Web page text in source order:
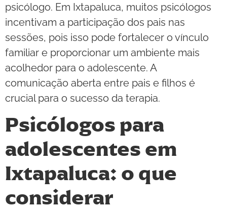
psicólogo. Em Ixtapaluca, muitos psicólogos
incentivam a participação dos pais nas
sessões, pois isso pode fortalecer o vínculo
familiar e proporcionar um ambiente mais
acolhedor para o adolescente. A
comunicação aberta entre pais e filhos é
crucial para o sucesso da terapia.
Psicólogos para
adolescentes em
Ixtapaluca: o que
considerar